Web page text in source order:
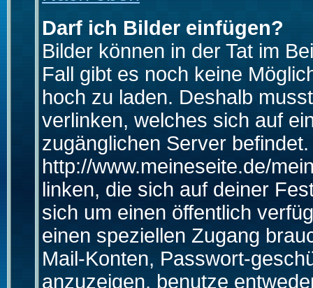
Darf ich Bilder einfügen?
Bilder können in der Tat im
Fall gibt es noch keine
hoch zu laden. Deshalb
verlinken, welches sich auf
zugänglichen Server
http://www.meineseite.de/
linken, die sich auf deiner
sich um einen öffentlich
einen speziellen Zugang
Mail-Konten, Passwort-
anzuzeigen, benutze